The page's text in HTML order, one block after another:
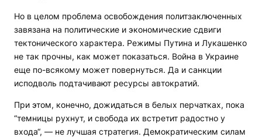
Но в целом проблема освобождения политзаключенных
завязана на политические и экономические сдвиги
тектонического характера. Режимы Путина и Лукашенко
не так прочны, как может показаться. Война в Украине
еще по-всякому может повернуться. Да и санкции
исподволь подтачивают ресурсы автократий.
При этом, конечно, дожидаться в белых перчатках, пока
“темницы рухнут, и свобода их встретит радостно у
входа“, — не лучшая стратегия. Демократическим силам